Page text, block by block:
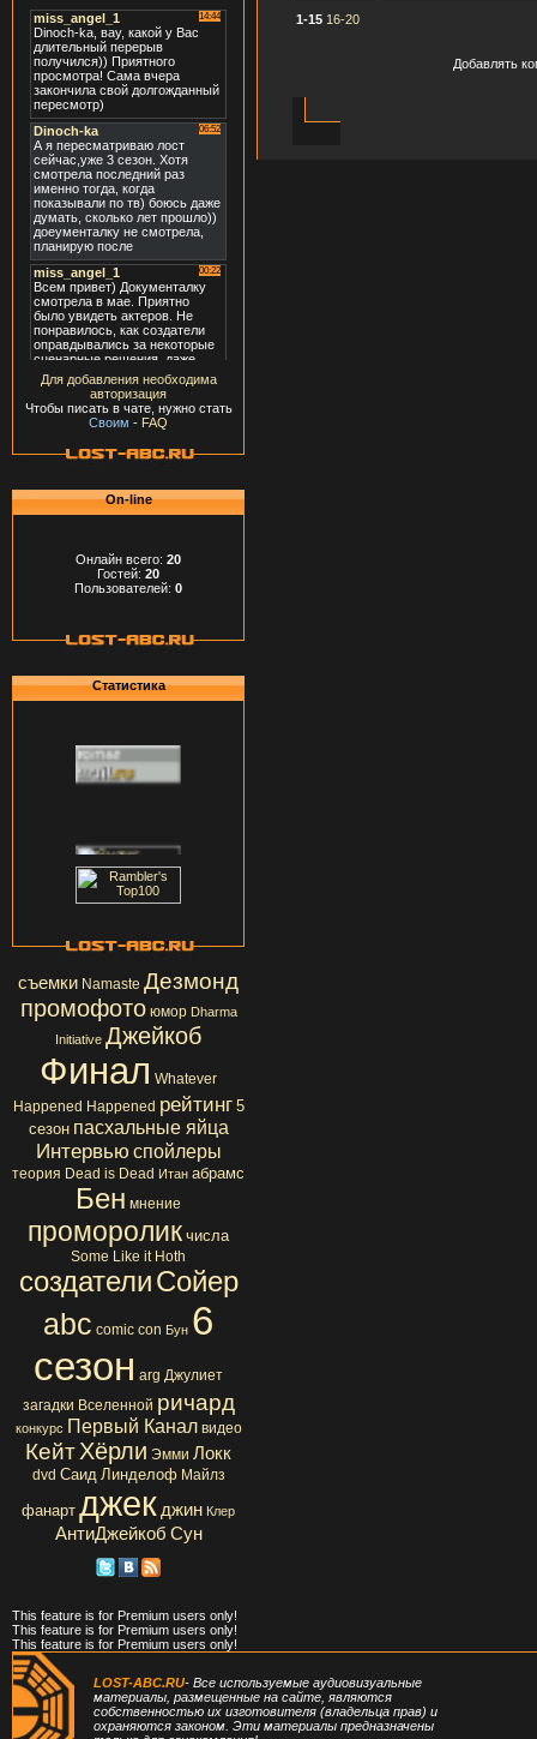
Для добавления необходима
авторизация
Чтобы писать в чате, нужно стать
Своим - FAQ
On-line
Онлайн всего: 20
Гостей: 20
Пользователей: 0
Статистика
съемки Namaste Дезмонд
промофото юмор Dharma
Initiative Джейкоб
Финал Whatever
Happened Happened рейтинг 5
сезон пасхальные яйца
Интервью спойлеры
теория Dead is Dead Итан абрамс
Бен мнение
проморолик числа
Some Like it Hoth
создателиСойер
abc comic con Бун 6
сезон arg Джулиет
загадки Вселенной ричард
конкурс Первый Канал видео
КейтХёрли Эмми Локк
dvd Саид Линделоф Майлз
фанарт джек джин Клер
АнтиДжейкоб Сун
This feature is for Premium users only!
This feature is for Premium users only!
This feature is for Premium users only!
1-15 16-20
Добавлять
LOST-ABC.RU- Все используемые аудиовизуальные
материалы, размещенные на сайте, являются
собственностью их изготовителя (владельца прав) и
охраняются законом. Эти материалы предназначены